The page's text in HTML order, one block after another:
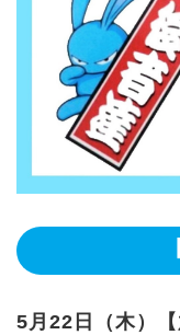
5月22日（木）【